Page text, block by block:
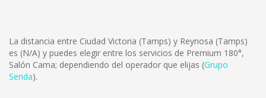
La distancia entre Ciudad Victoria (Tamps) y Reynosa (Tamps)
es (N/A) y puedes elegir entre los servicios de Premium 180°,
Salón Cama; dependiendo del operador que elijas (Grupo
Senda).